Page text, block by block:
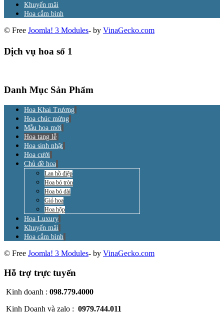
Khuyến mãi
Hoa cắm bình
© Free Joomla! 3 Modules- by VinaGecko.com
Dịch vụ hoa số 1
Danh Mục Sản Phẩm
Hoa Khai Trương
Hoa chúc mừng
Mẫu hoa mới
Hoa tang lễ
Hoa sinh nhật
Hoa cưới
Chủ đề hoa
Lan hồ điệp
Hoa bó tròn
Hoa bó dài
Giỏ hoa
Hoa hộp
Hoa Luxury
Khuyến mãi
Hoa cắm bình
© Free Joomla! 3 Modules- by VinaGecko.com
Hỗ trợ trực tuyến
Kinh doanh : 098.779.4000
Kinh Doanh và zalo : 0979.744.011